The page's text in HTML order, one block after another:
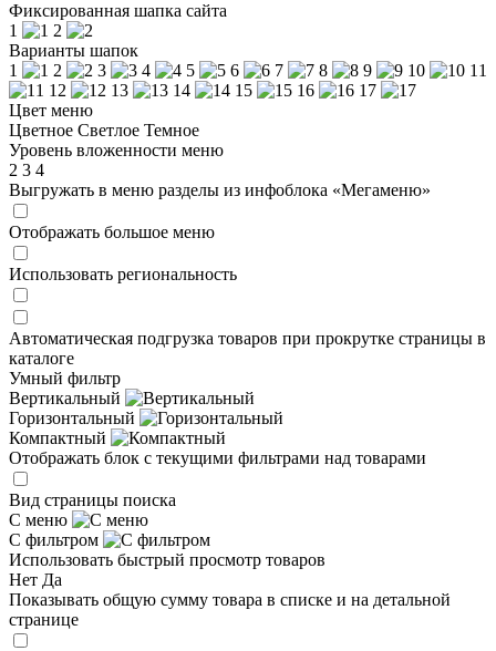
Фиксированная шапка сайта
1
2
Варианты шапок
1
2 3 4 5 6 7 8 9 10
11
12
13 14 15 16
17
Цвет меню
Цветное Светлое Темное
Уровень вложенности меню
2 3 4
Выгружать в меню разделы из инфоблока «Мегаменю»
Отображать большое меню
Использовать региональность
Автоматическая подгрузка товаров при прокрутке страницы в
каталоге
Умный фильтр
Вертикальный
Горизонтальный
Компактный
Отображать блок с текущими фильтрами над товарами
Вид страницы поиска
С меню
С фильтром
Использовать быстрый просмотр товаров
Нет Да
Показывать общую сумму товара в списке и на детальной
странице